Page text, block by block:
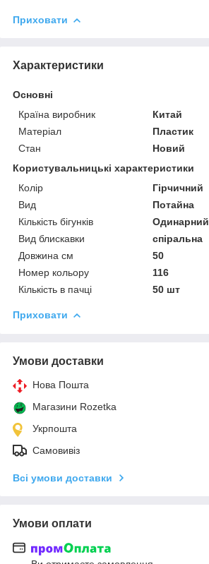
Приховати
Характеристики
Основні
Країна виробник
Китай
Матеріал
Пластик
Стан
Новий
Користувальницькі характеристики
Колір
Гірчичний
Вид
Потайна
Кількість бігунків
Одинарний
Вид блискавки
спіральна
Довжина см
50
Номер кольору
116
Кількість в пачці
50 шт
Приховати
Умови доставки
Нова Пошта
Магазини Rozetka
Укрпошта
Самовивіз
Всі умови доставки
Умови оплати